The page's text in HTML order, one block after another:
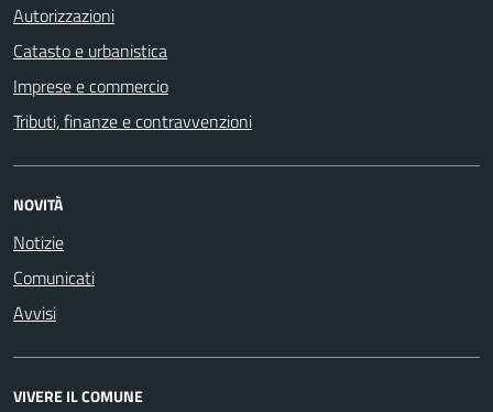
Autorizzazioni
Catasto e urbanistica
Imprese e commercio
Tributi, finanze e contravvenzioni
NOVITÀ
Notizie
Comunicati
Avvisi
VIVERE IL COMUNE